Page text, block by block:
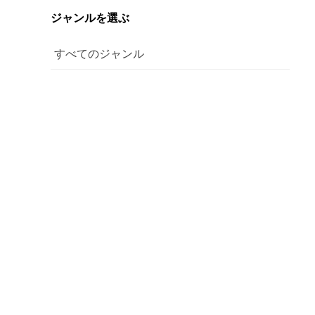
ジャンルを選ぶ
すべてのジャンル